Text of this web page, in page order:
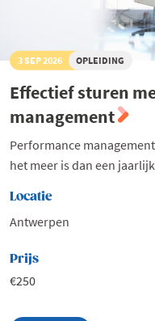
3 SEP 2026 OPLEIDING
Effectief sturen
management
Performance
het meer is dan een
Locatie
Antwerpen
Prijs
€250